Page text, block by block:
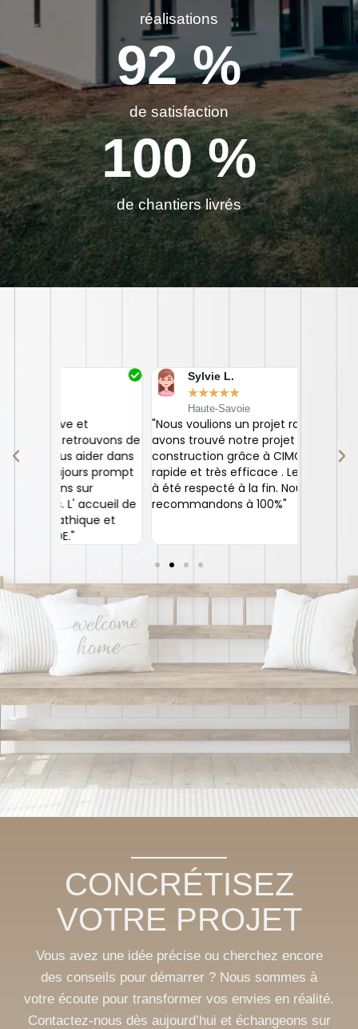
réalisations
de satisfaction
92 %
de chantiers livrés
100 %
dans
Sylvie L.
"Nous voulions un projet rapide Nous
avons trouvé notre projet de
construction grâce à CIMCO, simple,
rapide et très efficace . Le prix de départ
à été respecté à la fin. Nous
recommandons à 100%"
humain
CONCRÉTISEZ
VOTRE PROJET
Vous avez une idée précise ou cherchez encore
des conseils pour démarrer ? Nous sommes à
votre écoute pour transformer vos envies en réalité.
Contactez-nous dès aujourd’hui et échangeons sur